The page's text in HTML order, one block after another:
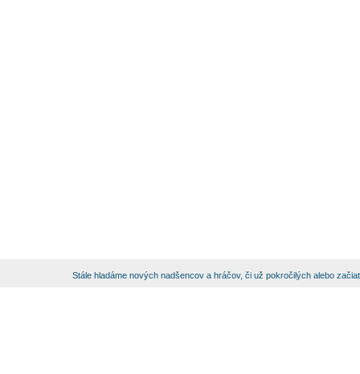
Stále hladáme nových nadšencov a hráčov, či už pokročilých alebo